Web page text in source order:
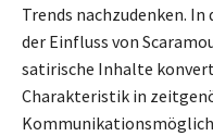
Trends nachzudenken.
der Einfluss von
satirische Inhalte
Charakteristik in